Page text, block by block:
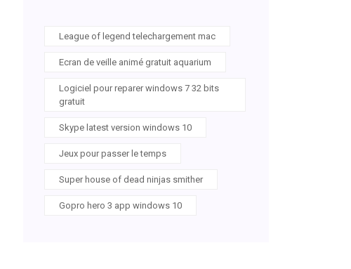
League of legend telechargement mac
Ecran de veille animé gratuit aquarium
Logiciel pour reparer windows 7 32 bits
gratuit
Skype latest version windows 10
Jeux pour passer le temps
Super house of dead ninjas smither
Gopro hero 3 app windows 10